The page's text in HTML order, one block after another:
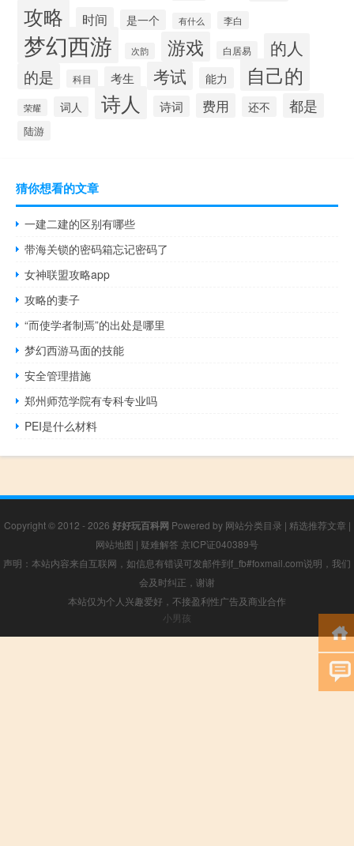
攻略 时间 是一个 有什么 李白
梦幻西游 次韵 游戏 白居易 的人
的是 科目 考生 考试 能力 自己的
荣耀 词人 诗人 诗词 费用 还不 都是
陆游
猜你想看的文章
一建二建的区别有哪些
带海关锁的密码箱忘记密码了
女神联盟攻略app
攻略的妻子
“而使学者制焉”的出处是哪里
梦幻西游马面的技能
安全管理措施
郑州师范学院有专科专业吗
PEI是什么材料
Copyright © 2012 - 2026 好好玩百科网 Powered by 网站分类目录 | 精选推荐文章 |
网站地图 | 疑难解答 京ICP证040389号
声明：本站内容来自互联网，如信息有错误可发邮件到f_fb#foxmail.com说明，我们
会及时纠正，谢谢
本站仅为个人兴趣爱好，不接盈利性广告及商业合作
小男孩